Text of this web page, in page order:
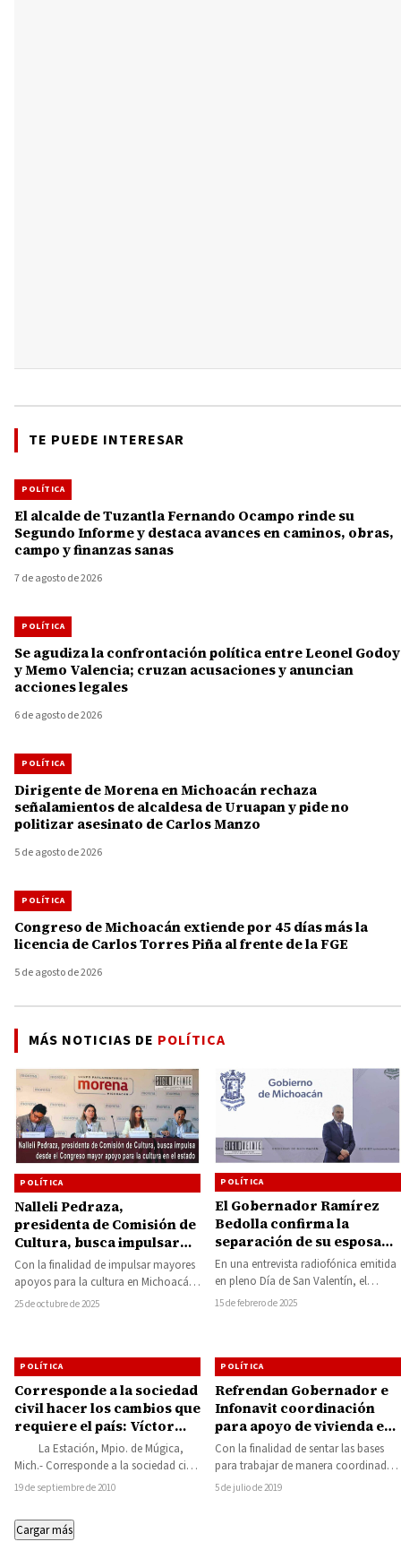
TE PUEDE INTERESAR
POLÍTICA
El alcalde de Tuzantla Fernando Ocampo rinde su
Segundo Informe y destaca avances en caminos, obras,
campo y finanzas sanas
7 de agosto de 2026
POLÍTICA
Se agudiza la confrontación política entre Leonel Godoy
y Memo Valencia; cruzan acusaciones y anuncian
acciones legales
6 de agosto de 2026
POLÍTICA
Dirigente de Morena en Michoacán rechaza
señalamientos de alcaldesa de Uruapan y pide no
politizar asesinato de Carlos Manzo
5 de agosto de 2026
POLÍTICA
Congreso de Michoacán extiende por 45 días más la
licencia de Carlos Torres Piña al frente de la FGE
5 de agosto de 2026
MÁS NOTICIAS DE POLÍTICA
POLÍTICA
Nalleli Pedraza,
presidenta de Comisión de
Cultura, busca impulsar
desde el Congreso mayor
apoyo para la cultura en el
estado
Con la finalidad de impulsar mayores
apoyos para la cultura en Michoacán,
la Diputada Presidenta de la
25 de octubre de 2025
POLÍTICA
El Gobernador Ramírez
Bedolla confirma la
separación de su esposa
Grisel Tello
En una entrevista radiofónica emitida
en pleno Día de San Valentín, el
gobernador Alfredo Ramírez Bedolla
15 de febrero de 2025
POLÍTICA
Corresponde a la sociedad
civil hacer los cambios que
requiere el país: Víctor
Manuel Silva Tejeda
La Estación, Mpio. de Múgica,
Mich.- Corresponde a la sociedad civil
provocar los cambios sociales,
19 de septiembre de 2010
POLÍTICA
Refrendan Gobernador e
Infonavit coordinación
para apoyo de vivienda en
Michoacán
Con la finalidad de sentar las bases
para trabajar de manera coordinada
en beneficio de las y los…
5 de julio de 2019
Cargar más